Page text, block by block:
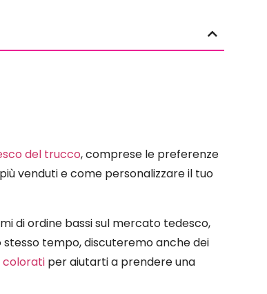
del trucco, comprese le preferenze
venduti e come personalizzare il tuo
di ordine bassi sul mercato tedesco,
tempo, discuteremo anche dei
colorati per aiutarti a prendere una